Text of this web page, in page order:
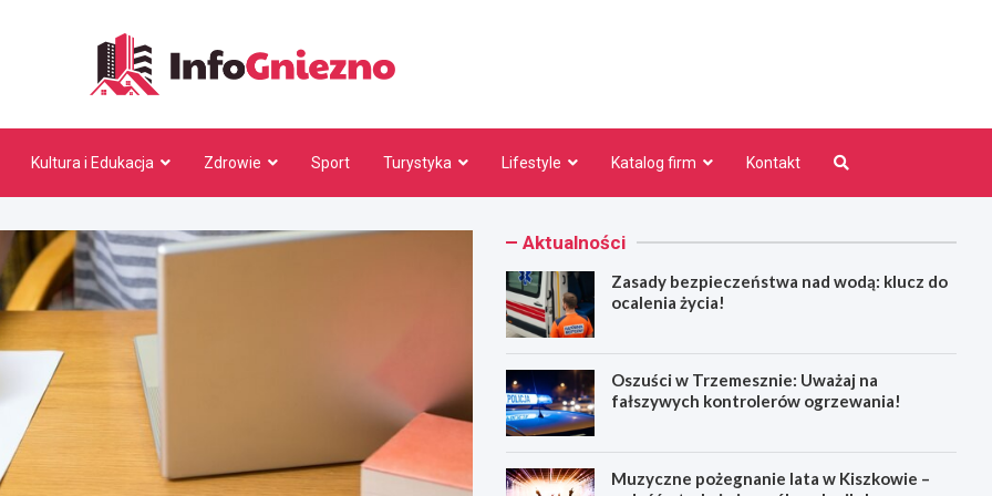
Kultura i Edukacja Zdrowie Sport Turystyka Lifestyle Katalog firm Kontakt
Aktualności
Zasady bezpieczeństwa nad wodą: klucz do
ocalenia życia!
Oszuści w Trzemesznie: Uważaj na
fałszywych kontrolerów ogrzewania!
Muzyczne pożegnanie lata w Kiszkowie –